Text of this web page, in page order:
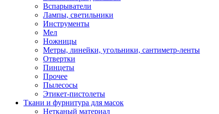
Вспарыватели
Лампы, светильники
Инструменты
Мел
Ножницы
Метры, линейки, угольники, сантиметр-ленты
Отвертки
Пинцеты
Прочее
Пылесосы
Этикет-пистолеты
Ткани и фурнитура для масок
Нетканый материал